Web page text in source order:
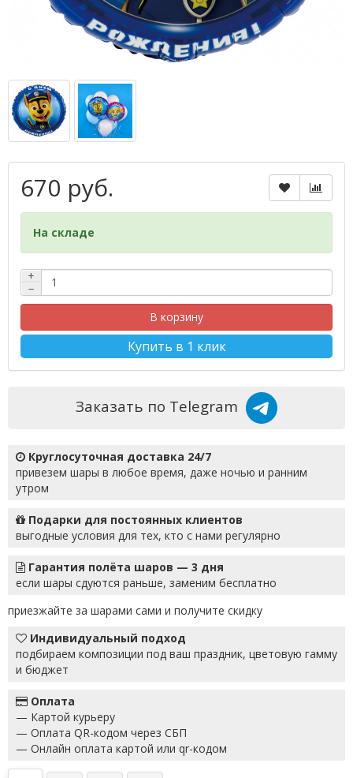
670 руб.
На складе
+
−
В корзину
Купить в 1 клик
Заказать по Telegram
Круглосуточная доставка 24/7
привезем шары в любое время, даже ночью и ранним
утром
Подарки для постоянных клиентов
выгодные условия для тех, кто с нами регулярно
Гарантия полёта шаров — 3 дня
если шары сдуются раньше, заменим бесплатно
приезжайте за шарами сами и получите скидку
Индивидуальный подход
подбираем композиции под ваш праздник, цветовую гамму
и бюджет
Оплата
— Картой курьеру
— Оплата QR-кодом через СБП
— Онлайн оплата картой или qr-кодом